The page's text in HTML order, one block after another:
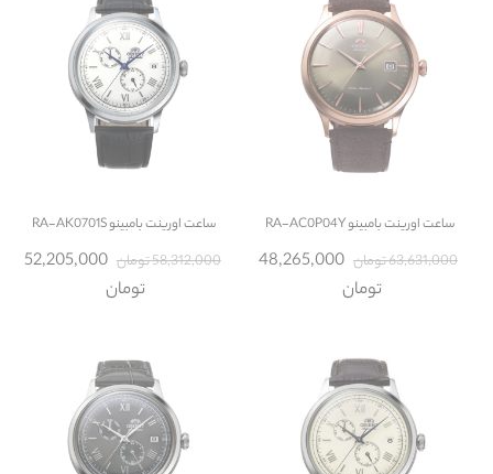
ساعتاورینت بامبینو RA-AC0P04Y
63,631,000 تومان
48,265,000
تومان
ساعتاورینت بامبینو RA-AK0701S
58,312,000 تومان
52,205,000
تومان